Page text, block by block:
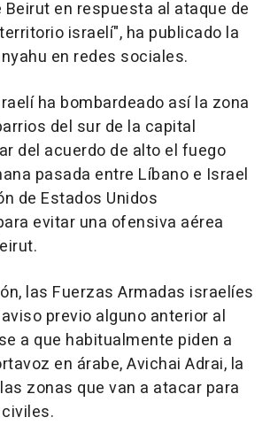
Beirut en respuesta al ataque de
israelí", ha publicado la
en redes sociales.
ha bombardeado así la zona
del sur de la capital
del acuerdo de alto el fuego
pasada entre Líbano e Israel
de Estados Unidos
evitar una ofensiva aérea
las Fuerzas Armadas israelíes
previo alguno anterior al
a que habitualmente piden a
en árabe, Avichai Adrai, la
zonas que van a atacar para